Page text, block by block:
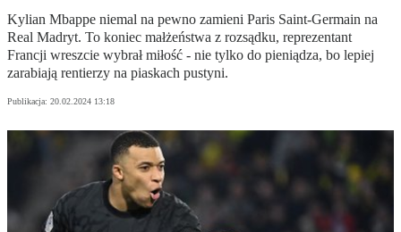
Kylian Mbappe niemal na pewno zamieni Paris Saint-Germain na
Real Madryt. To koniec małżeństwa z rozsądku, reprezentant
Francji wreszcie wybrał miłość - nie tylko do pieniądza, bo lepiej
zarabiają rentierzy na piaskach pustyni.
Publikacja: 20.02.2024 13:18